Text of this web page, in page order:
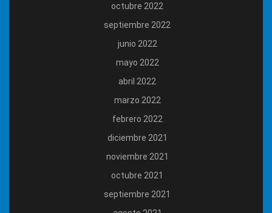
octubre 2022
septiembre 2022
junio 2022
mayo 2022
abril 2022
marzo 2022
febrero 2022
diciembre 2021
noviembre 2021
octubre 2021
septiembre 2021